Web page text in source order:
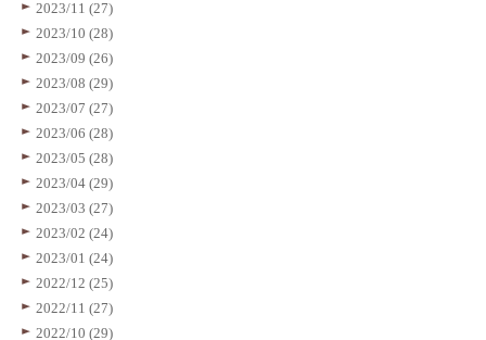
2023/11 (27)
2023/10 (28)
2023/09 (26)
2023/08 (29)
2023/07 (27)
2023/06 (28)
2023/05 (28)
2023/04 (29)
2023/03 (27)
2023/02 (24)
2023/01 (24)
2022/12 (25)
2022/11 (27)
2022/10 (29)